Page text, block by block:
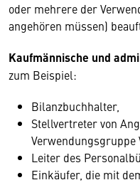
oder mehrere der
angehören müssen)
Kaufmännische und
zum Beispiel:
Bilanzbuchhalter,
Stellvertreter von
Verwendungsgruppe
Leiter des
Einkäufer, die mit